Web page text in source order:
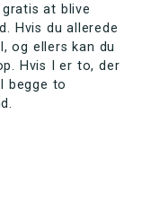
at blive
Hvis du allerede
og ellers kan du
Hvis I er to, der
begge to